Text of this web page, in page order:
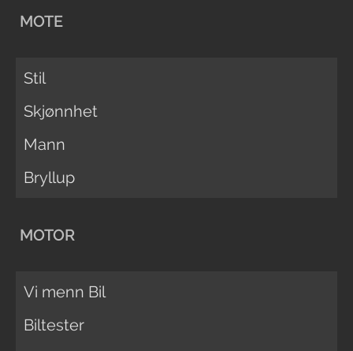
MOTE
Stil
Skjønnhet
Mann
Bryllup
MOTOR
Vi menn Bil
Biltester